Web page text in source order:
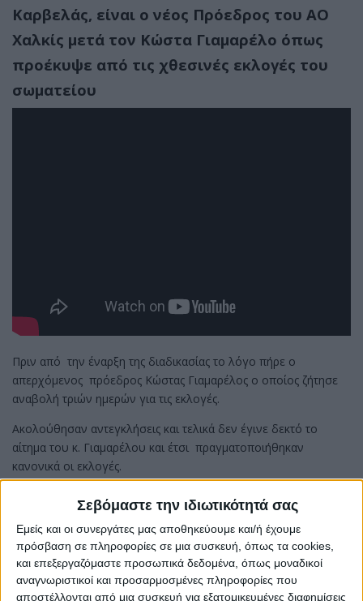
Σεβόμαστε την ιδιωτικότητά σας
Εμείς και οι συνεργάτες μας αποθηκεύουμε και/ή έχουμε
πρόσβαση σε πληροφορίες σε μια συσκευή, όπως τα cookies,
και επεξεργαζόμαστε προσωπικά δεδομένα, όπως μοναδικοί
αναγνωριστικοί και προσαρμοσμένες πληροφορίες που
αποστέλλονται από μια συσκευή για εξατομικευμένες διαφημίσεις
Καρβελάς, είναι ο νέος Πρόεδρος του ΑΟ
Χαλκίς μετά τον Κώστα Γιαμαρέλο όπως
προέκυψε από τις χθεσινές εκλογές του
σωματείου
Πριν από την έναρξη της διαδικασίας το λόγο πήρε ο
απερχόμενος πρόεδρος Κώστας Γιαμαρέλος ο οποίος ζήτησε
αναβολή τριών ημερών για τις εκλογές.
Ακολούθησαν αντεγκλήσεις και τελικά δεν έγινε δεκτό το
αίτημα του κ. Γιαμαρέλου και έτσι πραγματοποιήθηκαν
κανονικά οι εκλογές.
Αναλυτικά τα αποτελέσματα των εκλογών:
ΕΓΓΕΓΡΑΜΜΕΝΟΙ: 111, ΨΗΦΙΣΑΝ: 30,
ΕΓΚΥΡΑ: 29, ΑΚΥΡΑ: 1
ΥΠΟΨΗΦΙΟΣ ΠΡΟΕΔΡΟΣ